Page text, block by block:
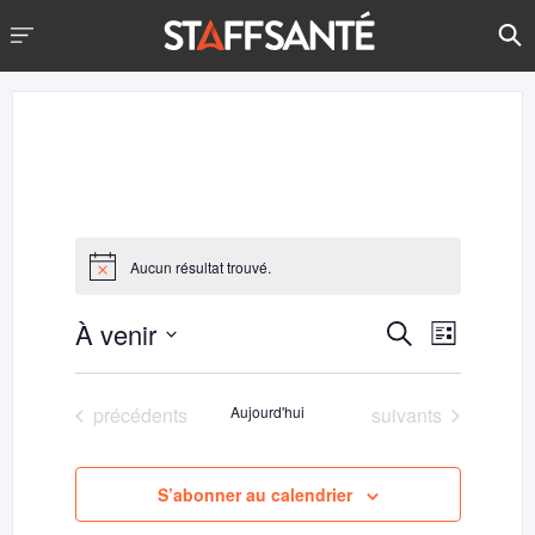
Aucun résultat trouvé.
Recherche
et
navigation
Évènements
Recherche
vues
Liste
À venir
Sélectionnez
Évènements
précédents Aujourd'hui Évènements
suivants
S’abonner au calendrier